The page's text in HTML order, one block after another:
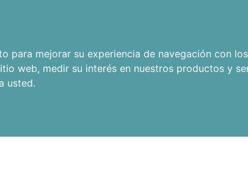
mejorar su experiencia de navegación con
web, medir su interés en nuestros productos y
usted.